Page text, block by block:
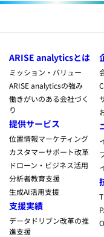
ARISE analyticsとは
ミッション・バリュー
ARISE analyticsの強み
働きがいのある会社づく
り
提供サービス
位置情報マーケティング
カスタマーサポート改革
ドローン・ビジネス活用
分析者教育支援
生成AI活用支援
支援実績
データドリブン改革の推
進支援